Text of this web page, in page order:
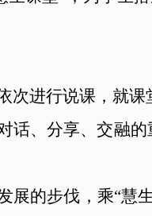
进行说课，就
、分享、交融的
的步伐，乘“慧